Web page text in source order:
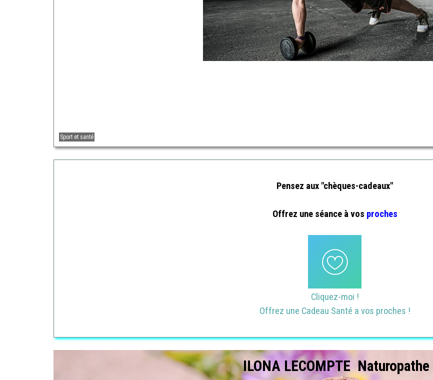
Sport et santé
Pensez aux "chèques-cadeaux"
Offrez une séance à vos proches
Cliquez-moi !
Offrez une Cadeau Santé a vos proches !
ILONA LECOMPTE Naturopathe